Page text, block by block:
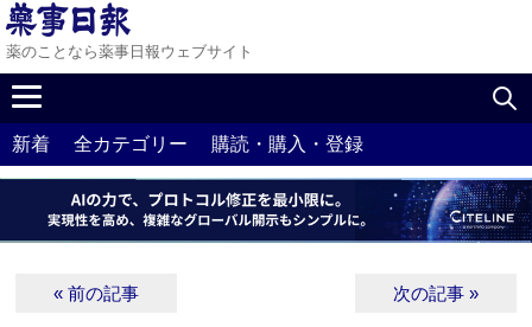
薬のことなら薬事日報ウェブサイト
新着 全カテゴリー 購読・購入・登録
« 前の記事 次の記事 »